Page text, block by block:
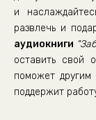
и
развлечь и
аудиокниги
оставить свой
поможет
поддержит